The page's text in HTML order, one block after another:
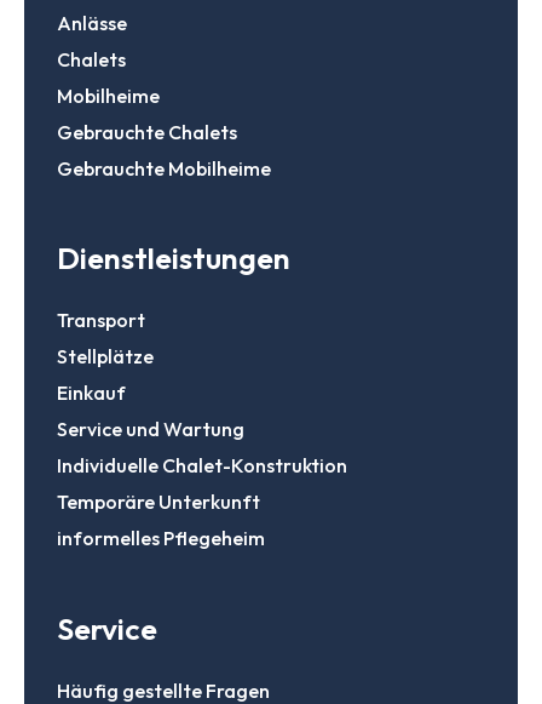
Anlässe
Chalets
Mobilheime
Gebrauchte Chalets
Gebrauchte Mobilheime
Dienstleistungen
Transport
Stellplätze
Einkauf
Service und Wartung
Individuelle Chalet-Konstruktion
Temporäre Unterkunft
informelles Pflegeheim
Service
Häufig gestellte Fragen
Daten speichern
Login
Ein Konto erstellen
Zur Suche